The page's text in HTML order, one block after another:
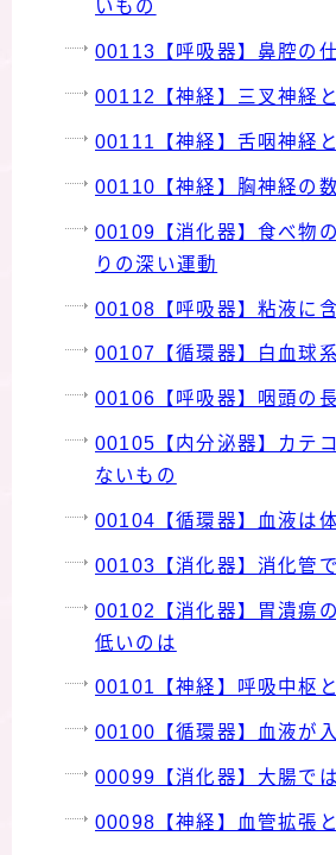
いもの
00113【呼吸器】鼻腔の
00112【神経】三叉神経
00111【神経】舌咽神経
00110【神経】胸神経の数
00109【消化器】食べ物
りの深い運動
00108【呼吸器】粘液に
00107【循環器】白血球
00106【呼吸器】咽頭の
00105【内分泌器】カテ
ないもの
00104【循環器】血液は
00103【消化器】消化管
00102【消化器】胃潰瘍
低いのは
00101【神経】呼吸中枢
00100【循環器】血液が
00099【消化器】大腸で
00098【神経】血管拡張